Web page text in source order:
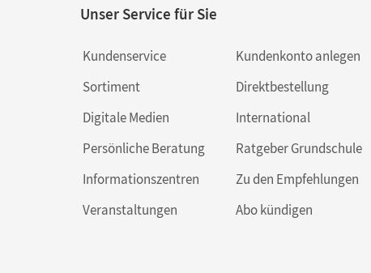
Unser Service für Sie
Kundenservice
Sortiment
Digitale Medien
Persönliche Beratung
Informationszentren
Veranstaltungen
Kundenkonto anlegen
Direktbestellung
International
Ratgeber Grundschule
Zu den Empfehlungen
Abo kündigen